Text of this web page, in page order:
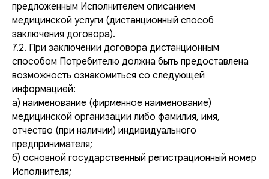
предложенным Исполнителем описанием
медицинской услуги (дистанционный способ
заключения договора).
7.2. При заключении договора дистанционным
способом Потребителю должна быть предоставлена
возможность ознакомиться со следующей
информацией:
а) наименование (фирменное наименование)
медицинской организации либо фамилия, имя,
отчество (при наличии) индивидуального
предпринимателя;
б) основной государственный регистрационный номер
Исполнителя;